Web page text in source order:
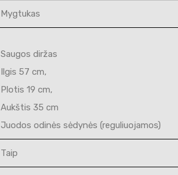
Mygtukas
Saugos diržas
Ilgis 57 cm,
Plotis 19 cm,
Aukštis 35 cm
Juodos odinės sėdynės (reguliuojamos)
Taip